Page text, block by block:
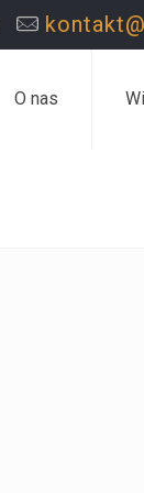
O nas